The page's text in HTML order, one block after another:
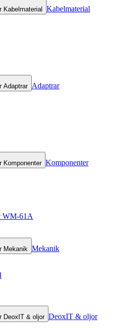
Kabelmaterial Kabelmaterial
Adaptrar Adaptrar
Komponenter Komponenter
WM-61A
Mekanik Mekanik
DeoxIT & oljor DeoxIT & oljor